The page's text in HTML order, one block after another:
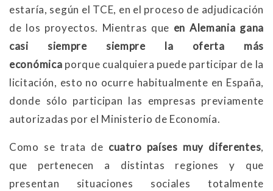
estaría, según el TCE, en el proceso de adjudicación
de los proyectos. Mientras que en Alemania gana
casi siempre siempre la oferta más
económica porque cualquiera puede participar de la
licitación, esto no ocurre habitualmente en España,
donde sólo participan las empresas previamente
autorizadas por el Ministerio de Economía.
Como se trata de cuatro países muy diferentes,
que pertenecen a distintas regiones y que
presentan situaciones sociales totalmente